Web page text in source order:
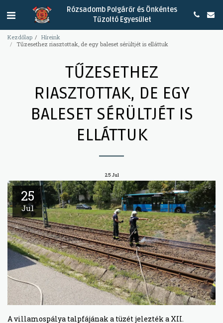
Rózsadomb Polgárőr és Önkéntes
Tűzoltó Egyesület
Kezdőlap
Híreink
Tűzesethez riasztottak, de egy baleset sérültjét is elláttuk
TŰZESETHEZ
RIASZTOTTAK, DE EGY
BALESET SÉRÜLTJÉT IS
ELLÁTTUK
25 Jul
25
Jul
A villamospálya talpfájának a tüzét jelezték a XII.